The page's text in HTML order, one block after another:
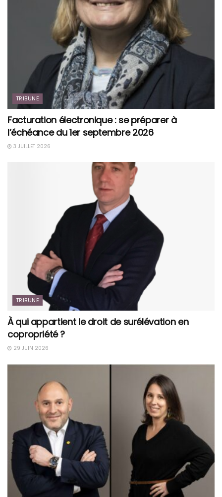
TRIBUNE
Facturation électronique : se préparer à
l’échéance du 1er septembre 2026
3 JUILLET 2026
TRIBUNE
À qui appartient le droit de surélévation en
copropriété ?
29 JUIN 2026